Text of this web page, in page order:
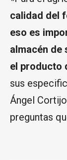
calidad del
eso es
almacén de
el producto
sus
Ángel
preguntas